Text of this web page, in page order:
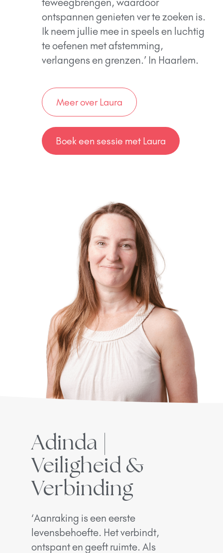
ontspannen genieten ver te zoeken is.
Ik neem jullie mee in speels en luchtig
te oefenen met afstemming,
verlangens en grenzen.’ In Haarlem.
Meer over Laura
Boek een sessie met Laura
Adinda |
Veiligheid &
Verbinding
‘Aanraking is een eerste
levensbehoefte. Het verbindt,
ontspant en geeft ruimte. Als